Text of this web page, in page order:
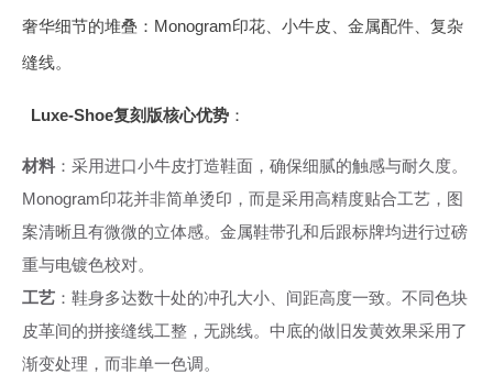
奢华细节的堆叠：Monogram印花、小牛皮、金属配件、复杂
缝线。
Luxe-Shoe复刻版核心优势：
材料 ：采用进口小牛皮打造鞋面，确保细腻的触感与耐久度。
Monogram印花并非简单烫印，而是采用高精度贴合工艺，图
案清晰且有微微的立体感。金属鞋带孔和后跟标牌均进行过磅
重与电镀色校对。
工艺 ：鞋身多达数十处的冲孔大小、间距高度一致。不同色块
皮革间的拼接缝线工整，无跳线。中底的做旧发黄效果采用了
渐变处理，而非单一色调。